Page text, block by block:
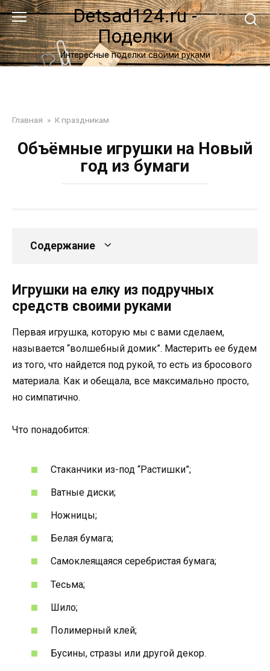
Перейти
к
контенту
Detsad124.ru -
Поделки
Интересные поделки своими руками
Главная » К праздникам
Объёмные игрушки на Новый
год из бумаги
Содержание
Игрушки на елку из подручных
средств своими руками
Первая игрушка, которую мы с вами сделаем,
называется “волшебный домик”. Мастерить ее будем
из того, что найдется под рукой, то есть из бросового
материала. Как и обещала, все максимально просто,
но симпатично.
Что понадобится:
Стаканчики из-под “Растишки”;
Ватные диски;
Ножницы;
Белая бумага;
Самоклеящаяся серебристая бумага;
Тесьма;
Шило;
Полимерный клей;
Бусины, стразы или другой декор.